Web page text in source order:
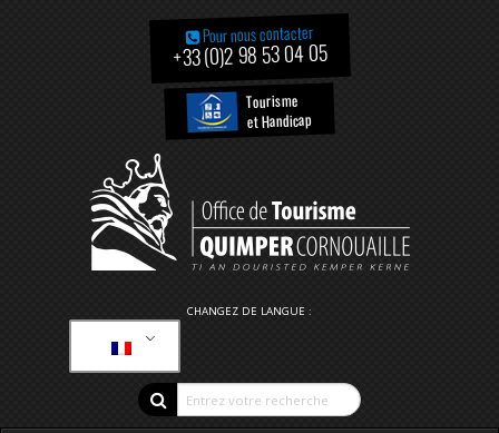
Pour nous contacter
+33 (0)2 98 53 04 05
Tourisme
et Handicap
CHANGEZ DE LANGUE :